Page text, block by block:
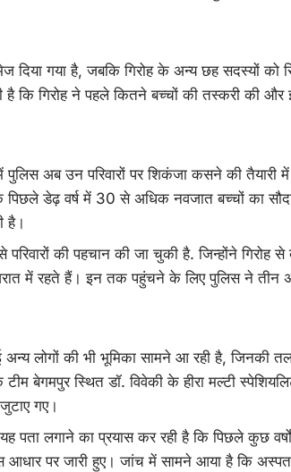
दिया गया है, जबकि गिरोह के अन्य छह सदस्यों को
है कि गिरोह ने पहले कितने बच्चों की तस्करी की
अब उन परिवारों पर शिकंजा कसने की तैयारी
डेढ़ वर्ष में 30 से अधिक नवजात बच्चों का सौदा
है।
की पहचान की जा चुकी है. जिन्होंने गिरोह से
में रहते हैं। इन तक पहुंचने के लिए पुलिस ने तीन
लोगों की भी भूमिका सामने आ रही है, जिनकी
बेगमपुर स्थित डॉ. विवेकी के हीरा मल्टी
गए।
पता लगाने का प्रयास कर रही है कि पिछले कुछ
पर जारी हुए। जांच में सामने आया है कि